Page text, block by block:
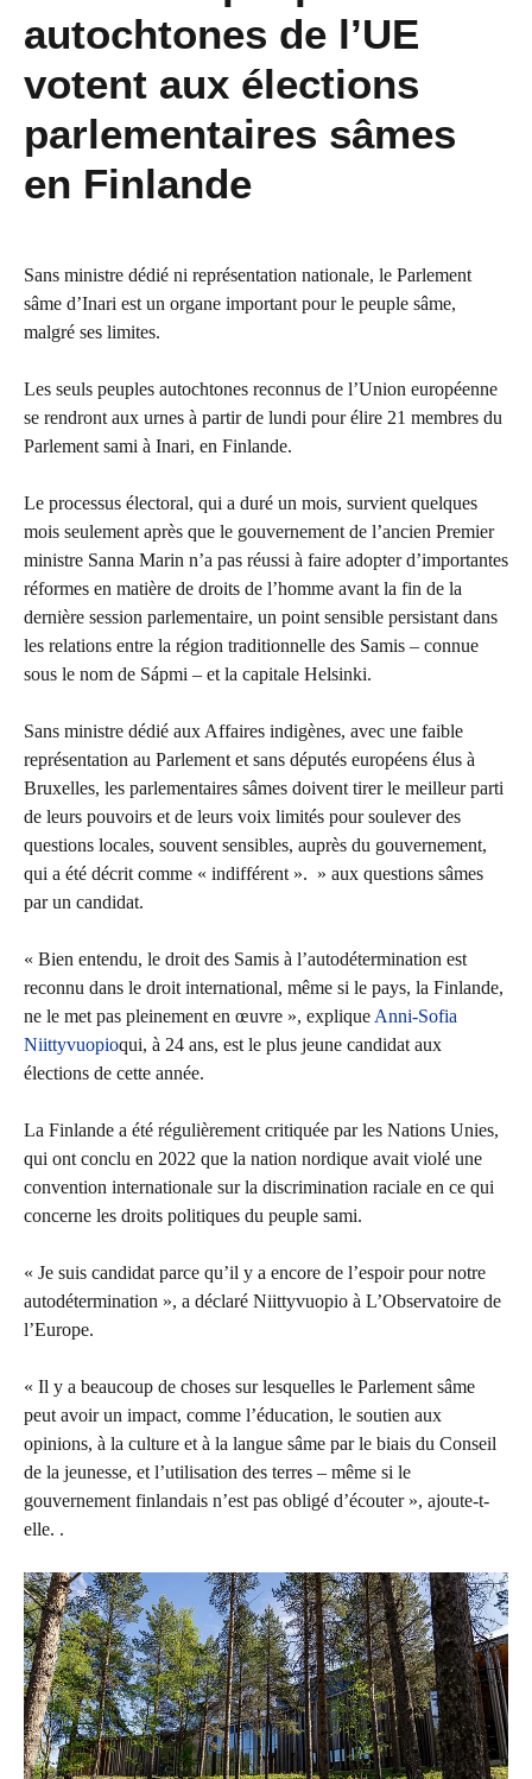
autochtones de l’UE
votent aux élections
parlementaires sâmes
en Finlande
Sans ministre dédié ni représentation nationale, le Parlement
sâme d’Inari est un organe important pour le peuple sâme,
malgré ses limites.
Les seuls peuples autochtones reconnus de l’Union européenne
se rendront aux urnes à partir de lundi pour élire 21 membres du
Parlement sami à Inari, en Finlande.
Le processus électoral, qui a duré un mois, survient quelques
mois seulement après que le gouvernement de l’ancien Premier
ministre Sanna Marin n’a pas réussi à faire adopter d’importantes
réformes en matière de droits de l’homme avant la fin de la
dernière session parlementaire, un point sensible persistant dans
les relations entre la région traditionnelle des Samis – connue
sous le nom de Sápmi – et la capitale Helsinki.
Sans ministre dédié aux Affaires indigènes, avec une faible
représentation au Parlement et sans députés européens élus à
Bruxelles, les parlementaires sâmes doivent tirer le meilleur parti
de leurs pouvoirs et de leurs voix limités pour soulever des
questions locales, souvent sensibles, auprès du gouvernement,
qui a été décrit comme « indifférent ». » aux questions sâmes
par un candidat.
« Bien entendu, le droit des Samis à l’autodétermination est
reconnu dans le droit international, même si le pays, la Finlande,
ne le met pas pleinement en œuvre », expliqueAnni-Sofia
Niittyvuopioqui, à 24 ans, est le plus jeune candidat aux
élections de cette année.
La Finlande a été régulièrement critiquée par les Nations Unies,
qui ont conclu en 2022 que la nation nordique avait violé une
convention internationale sur la discrimination raciale en ce qui
concerne les droits politiques du peuple sami.
« Je suis candidat parce qu’il y a encore de l’espoir pour notre
autodétermination », a déclaré Niittyvuopio à L’Observatoire de
l’Europe.
« Il y a beaucoup de choses sur lesquelles le Parlement sâme
peut avoir un impact, comme l’éducation, le soutien aux
opinions, à la culture et à la langue sâme par le biais du Conseil
de la jeunesse, et l’utilisation des terres – même si le
gouvernement finlandais n’est pas obligé d’écouter », ajoute-t-
elle. .